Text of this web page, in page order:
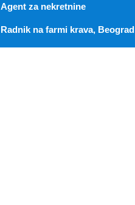
Agent za nekretnine
Radnik na farmi krava, Beograd